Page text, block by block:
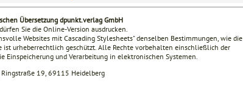
Übersetzung dpunkt.verlag GmbH
Sie die Online-Version ausdrucken.
Websites mit Cascading Stylesheets" denselben Bestimmungen, wie die
urheberrechtlich geschützt. Alle Rechte vorbehalten einschließlich der
und Verarbeitung in elektronischen Systemen.
19, 69115 Heidelberg